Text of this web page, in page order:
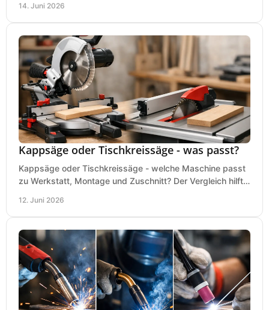
14. Juni 2026
Kappsäge oder Tischkreissäge - was passt?
Kappsäge oder Tischkreissäge - welche Maschine passt
zu Werkstatt, Montage und Zuschnitt? Der Vergleich hilft
12. Juni 2026